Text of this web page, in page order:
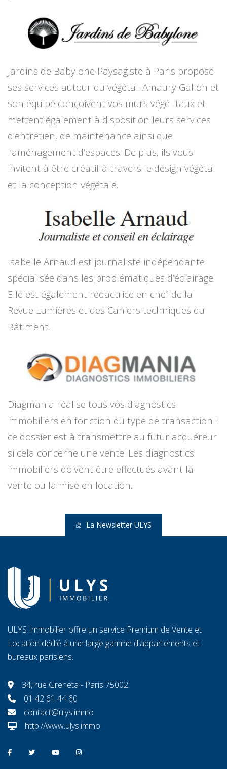
Jardins de Babylone Paysagiste à Paris propose
ses services autour du végétal. Amaury Gallon et
son équipe conçoivent vos murs végé- taux et
mettent également à disposition leurs services
d’entretien, de maintenance ainsi que
l’aménagement d’espaces. De plus, ils vous
invitent à être créatif à travers le design végétal
et la conception végétale.
Isabelle Arnaud est journaliste indépendante
spécialisée dans les problématiques d’éclairage.
Elle est également rédactrice en chef de la
Revue Lumières et des Cahiers techniques du
Bâtiment.
Diagmania réalise tous vos diagnostics
immobiliers en fonction du type de transaction :
ce dossier est à transmettre au futur acquéreur
si cela concerne une vente. Les diagnostics
immobiliers doivent être effectués avant la
vente ou la mise en location.
La Newsletter ULYS
ULYS Immobilier offre un service Premium de Vente et
Location dédié à une large gamme d'appartements et
bureaux parisiens.
34, rue Greneta - Paris 75002
01 42 61 44 60
contact@ulys.immo
http://www.ulys.immo